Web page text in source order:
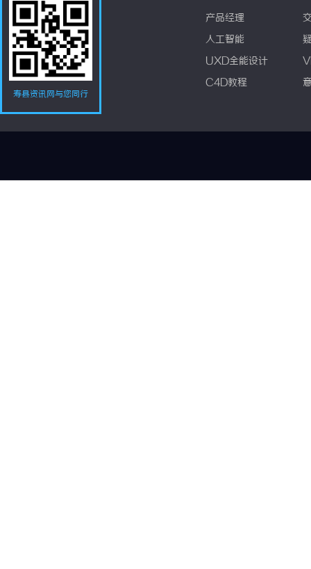
寿县资讯网与您同行
产品经理
人工智能
UXD全能设计
C4D教程